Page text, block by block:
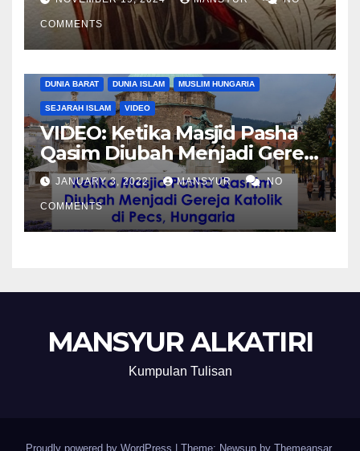
Shalahuddin Merebut
Kembali Yerusalem
COMMENTS
DUNIA BARAT DUNIA ISLAM MUSLIM HUNGARIA
SEJARAH ISLAM VIDEO
VIDEO: Ketika Masjid Pasha
Qasim Diubah Menjadi Gereja
Katolik di Pecs, Hungaria
JANUARY 3, 2022 MANSYUR NO
COMMENTS
MANSYUR ALKATIRI
Kumpulan Tulisan
Proudly powered by WordPress | Theme: Newsup by Themeansar.